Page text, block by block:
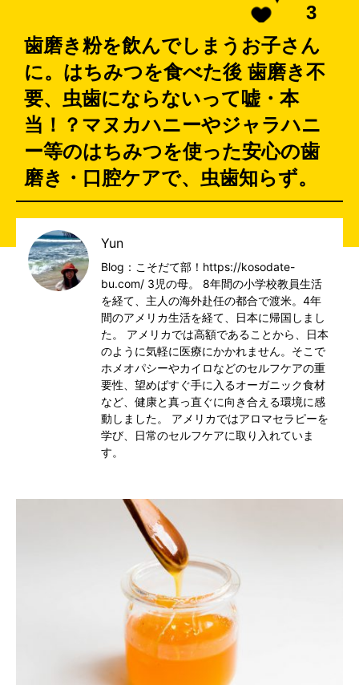
3
歯磨き粉を飲んでしまうお子さん
に。はちみつを食べた後 歯磨き不
要、虫歯にならないって嘘・本
当！？マヌカハニーやジャラハニ
ー等のはちみつを使った安心の歯
磨き・口腔ケアで、虫歯知らず。
Yun
Blog：こそだて部！https://kosodate-
bu.com/ 3児の母。 8年間の小学校教員生活
を経て、主人の海外赴任の都合で渡米。4年
間のアメリカ生活を経て、日本に帰国しまし
た。 アメリカでは高額であることから、日本
のように気軽に医療にかかれません。そこで
ホメオパシーやカイロなどのセルフケアの重
要性、望めばすぐ手に入るオーガニック食材
など、健康と真っ直ぐに向き合える環境に感
動しました。 アメリカではアロマセラピーを
学び、日常のセルフケアに取り入れていま
す。